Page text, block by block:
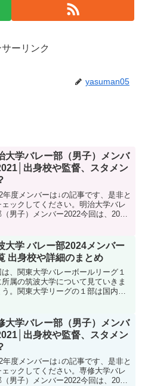
ーリンク
yasuman05
大学バレー部（男子）メンバ
出身校や監督、スタメン
年度メンバーは↓の記事です、是非と
ェックしてください。明治大学バレ
（男子）メンバー2022今回は、2021
戦やインカレなども結果も気にな
大学卒業...
大学 バレー部2024メンバー
出身校や詳細のまとめ
は、関東大学バレーボールリーグ１
所属の筑波大学について見ていきま
う。関東大学リーグの１部は国内ト
すね。そんな、筑波大学バレー部の
年度メンバーを確...
大学バレー部（男子）メンバ
出身校や監督、スタメン
年度メンバーは↓の記事です、是非と
ェックしてください。専修大学バレ
（男子）メンバー2022今回は、2021